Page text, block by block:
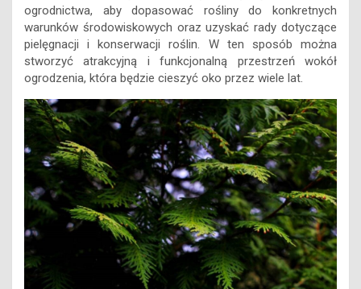
ogrodnictwa, aby dopasować rośliny do konkretnych
warunków środowiskowych oraz uzyskać rady dotyczące
pielęgnacji i konserwacji roślin. W ten sposób można
stworzyć atrakcyjną i funkcjonalną przestrzeń wokół
ogrodzenia, która będzie cieszyć oko przez wiele lat.